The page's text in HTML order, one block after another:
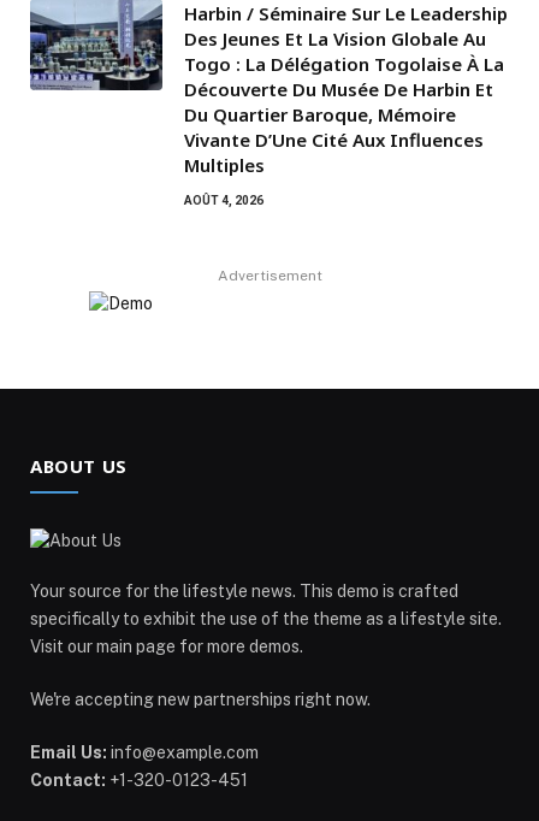
Harbin / Séminaire Sur Le Leadership
Des Jeunes Et La Vision Globale Au
Togo : La Délégation Togolaise À La
Découverte Du Musée De Harbin Et
Du Quartier Baroque, Mémoire
Vivante D’Une Cité Aux Influences
Multiples
AOÛT 4, 2026
Advertisement
ABOUT US
Your source for the lifestyle news. This demo is crafted
specifically to exhibit the use of the theme as a lifestyle site.
Visit our main page for more demos.
We're accepting new partnerships right now.
Email Us: info@example.com
Contact: +1-320-0123-451